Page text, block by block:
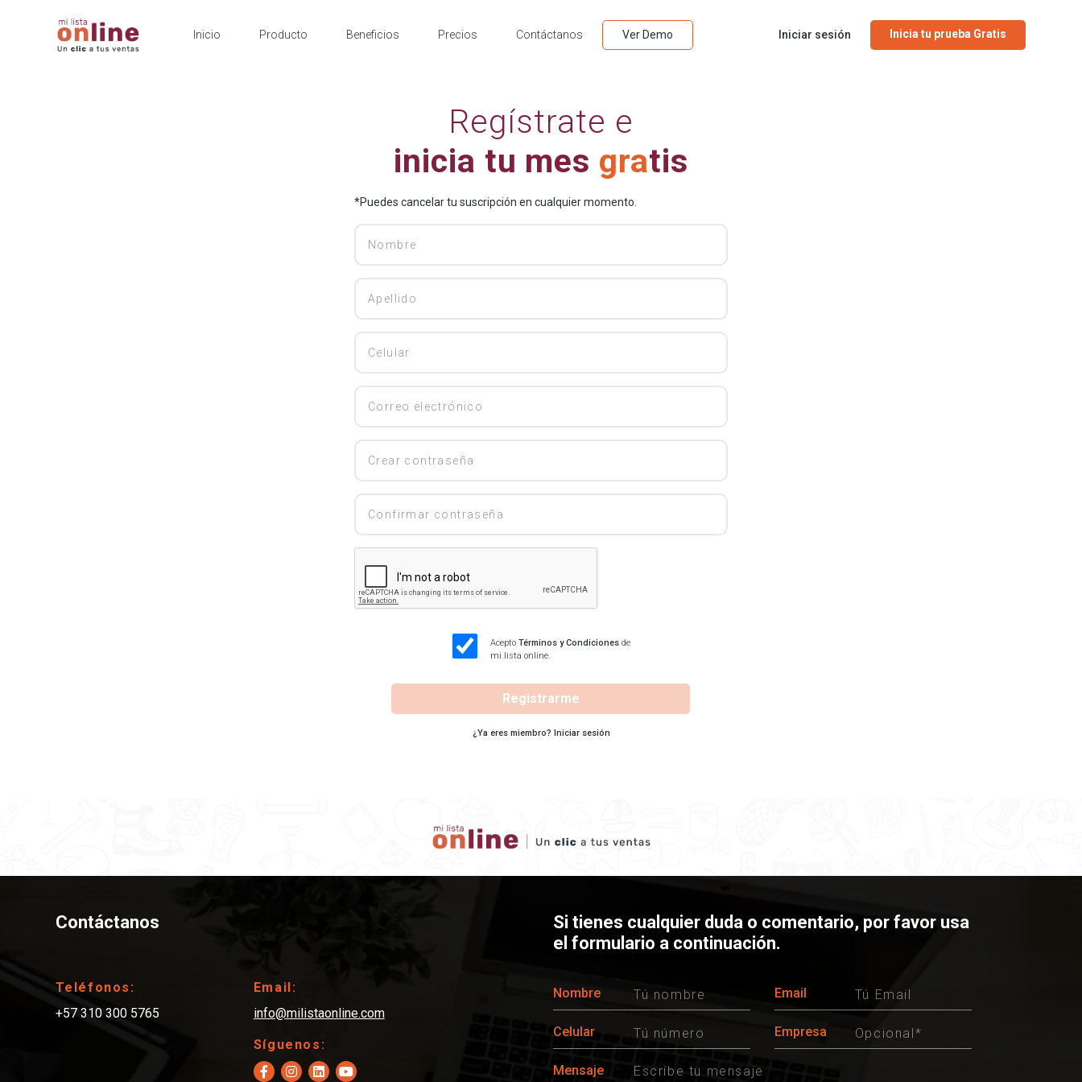
Inicio Producto Beneficios Precios Contáctanos Ver Demo Iniciar sesión Inicia tu prueba Gratis
Regístrate e
inicia tu mes gratis
*Puedes cancelar tu suscripción en cualquier momento.
Acepto Términos y Condiciones de
mi lista online.
Registrarme
¿Ya eres miembro? Iniciar sesión
Contáctanos
Teléfonos:
+57 310 300 5765
Email:
info@milistaonline.com
Síguenos:
Si tienes cualquier duda o comentario, por favor usa
el formulario a continuación.
Nombre Email
Celular Empresa
Mensaje